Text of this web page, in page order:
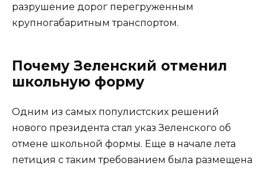
разрушение дорог перегруженным
крупногабаритным транспортом.
Почему Зеленский отменил
школьную форму
Одним из самых популистских решений
нового президента стал указ Зеленского об
отмене школьной формы. Еще в начале лета
петиция с таким требованием была размещена